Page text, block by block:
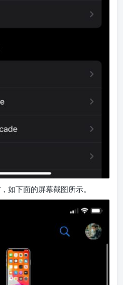
如下面的屏幕截图所示。